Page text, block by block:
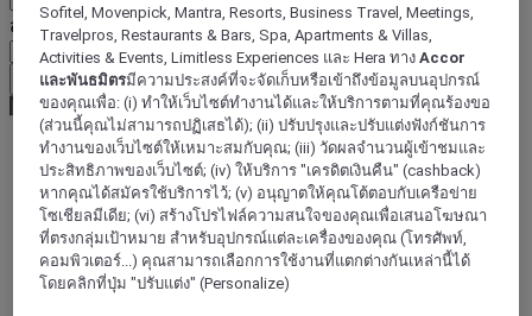
สกุลเงิน
ยืนยันสกุลเงิน
World
Europe
France
Upper-Normandy
SEINE-MARITIME
Petit Quevilly
Sofitel, Movenpick, Mantra, Resorts, Business Travel, Meetings,
Travelpros, Restaurants & Bars, Spa, Apartments & Villas,
Activities & Events, Limitless Experiences และ Hera ทางAccor
และพันธมิตรมีความประสงค์ที่จะจัดเก็บหรือเข้าถึงข้อมูลบนอุปกรณ์
ของคุณเพื่อ: (i) ทำให้เว็บไซต์ทำงานได้และให้บริการตามที่คุณร้องขอ
(ส่วนนี้คุณไม่สามารถปฏิเสธได้); (ii) ปรับปรุงและปรับแต่งฟังก์ชันการ
ทำงานของเว็บไซต์ให้เหมาะสมกับคุณ; (iii) วัดผลจำนวนผู้เข้าชมและ
ประสิทธิภาพของเว็บไซต์; (iv) ให้บริการ "เครดิตเงินคืน" (cashback)
หากคุณได้สมัครใช้บริการไว้; (v) อนุญาตให้คุณโต้ตอบกับเครือข่าย
โซเชียลมีเดีย; (vi) สร้างโปรไฟล์ความสนใจของคุณเพื่อเสนอโฆษณา
ที่ตรงกลุ่มเป้าหมาย สำหรับอุปกรณ์แต่ละเครื่องของคุณ (โทรศัพท์,
คอมพิวเตอร์...) คุณสามารถเลือกการใช้งานที่แตกต่างกันเหล่านี้ได้
โดยคลิกที่ปุ่ม "ปรับแต่ง" (Personalize)